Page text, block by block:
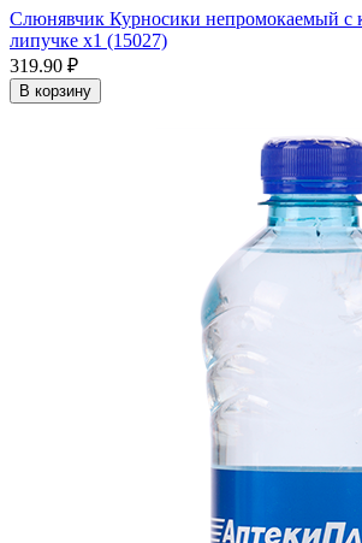
Слюнявчик Курносики непромокаемый с
липучке x1 (15027)
319.90 ₽
В корзину